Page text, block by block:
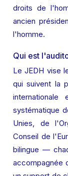
droits de
ancien
l'homme.
Qui est
Le JEDH vise
qui suivent la
systématique
Unies, de
Conseil de
bilingue —
accompagnée